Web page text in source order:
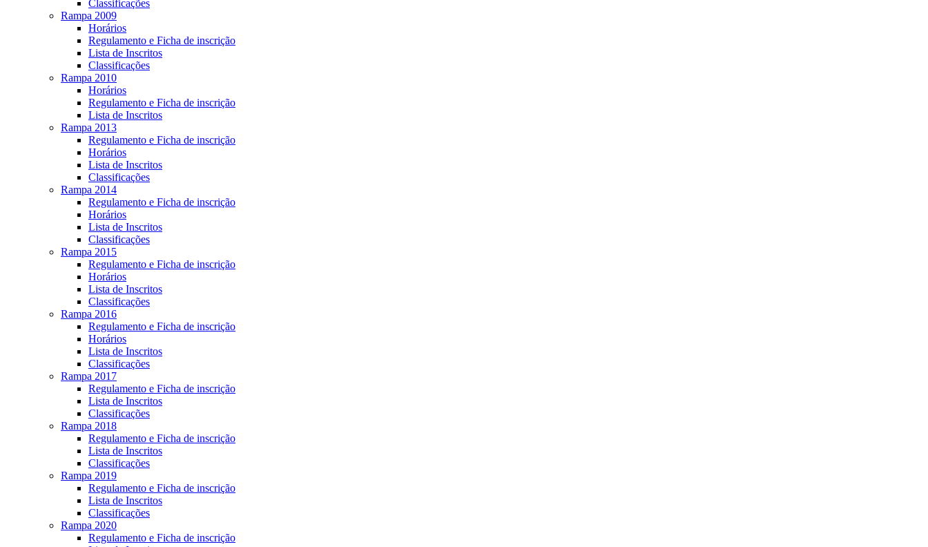
Classificações
Rampa 2009
Horários
Regulamento e Ficha de inscrição
Lista de Inscritos
Classificações
Rampa 2010
Horários
Regulamento e Ficha de inscrição
Lista de Inscritos
Rampa 2013
Regulamento e Ficha de inscrição
Horários
Lista de Inscritos
Classificações
Rampa 2014
Regulamento e Ficha de inscrição
Horários
Lista de Inscritos
Classificações
Rampa 2015
Regulamento e Ficha de inscrição
Horários
Lista de Inscritos
Classificações
Rampa 2016
Regulamento e Ficha de inscrição
Horários
Lista de Inscritos
Classificações
Rampa 2017
Regulamento e Ficha de inscrição
Lista de Inscritos
Classificações
Rampa 2018
Regulamento e Ficha de inscrição
Lista de Inscritos
Classificações
Rampa 2019
Regulamento e Ficha de inscrição
Lista de Inscritos
Classificações
Rampa 2020
Regulamento e Ficha de inscrição